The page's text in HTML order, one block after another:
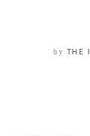
by THE